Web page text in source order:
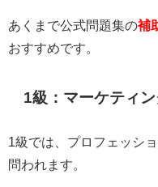
あくまで公式問題集の補
おすすめです。
1級：マーケティ
1級では、プロフェッシ
問われます。